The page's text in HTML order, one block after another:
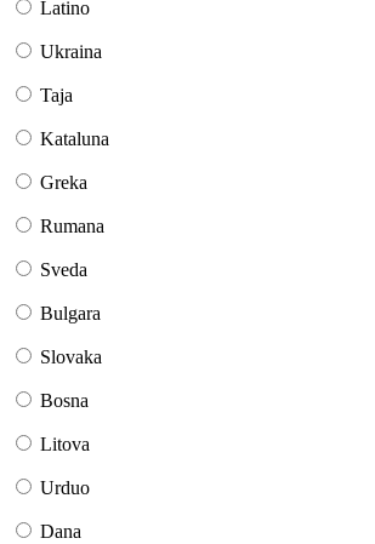
Latino
Ukraina
Taja
Kataluna
Greka
Rumana
Sveda
Bulgara
Slovaka
Bosna
Litova
Urduo
Dana